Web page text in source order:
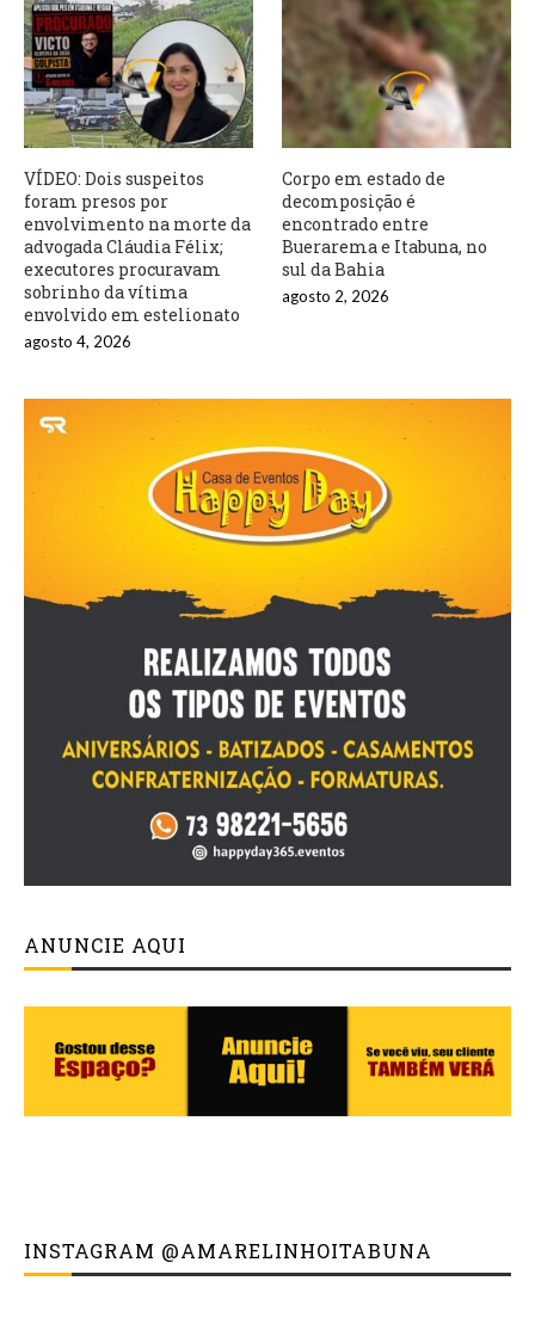
VÍDEO: Dois suspeitos
foram presos por
envolvimento na morte da
advogada Cláudia Félix;
executores procuravam
sobrinho da vítima
envolvido em estelionato
agosto 4, 2026
Corpo em estado de
decomposição é
encontrado entre
Buerarema e Itabuna, no
sul da Bahia
agosto 2, 2026
ANUNCIE AQUI
INSTAGRAM @AMARELINHOITABUNA